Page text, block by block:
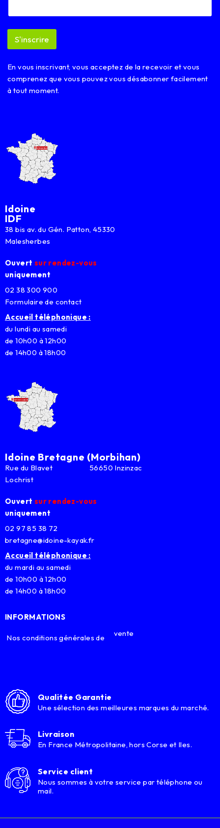
i
E
a
l
S'inscrire
En vous inscrivant, vous acceptez de la recevoir et vous
comprenez que vous pouvez vous désabonner facilement
à tout moment.
Idoine
IDF
38 bis av. du Gén. Patton, 45330
Malesherbes
Ouvert sur rendez-vous
uniquement
02 38 300 900
Formulaire de contact
Accueil téléphonique :
du lundi au samedi
de 10h00 à 12h00
de 14h00 à 18h00
Idoine Bretagne (Morbihan)
Rue du Blavet 56650 Inzinzac
Lochrist
Ouvert sur rendez-vous
uniquement
02 97 85 38 72
bretagne@idoine-kayak.fr
Accueil téléphonique :
du mardi au samedi
de 10h00 à 12h00
de 14h00 à 18h00
INFORMATIONS
Nos conditions générales de vente
Qualitée Garantie
Une sélection des meilleures marques du marché.
Livraison
En France Métropolitaine, hors Corse et Iles.
Service client
Nous sommes à votre service par téléphone ou
mail.